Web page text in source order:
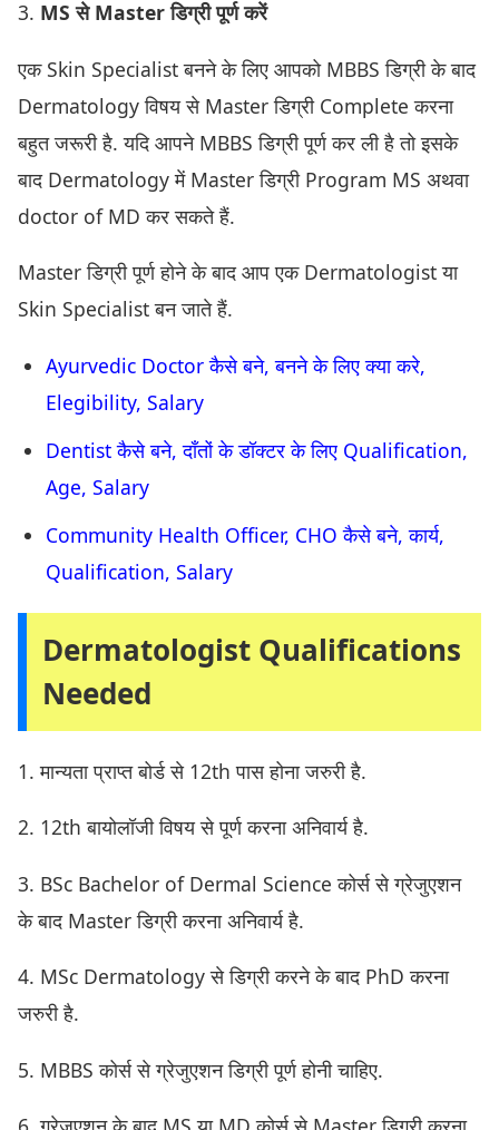
3. MS से Master डिग्री पूर्ण करें
एक Skin Specialist बनने के लिए आपको MBBS डिग्री के बाद
Dermatology विषय से Master डिग्री Complete करना
बहुत जरूरी है. यदि आपने MBBS डिग्री पूर्ण कर ली है तो इसके
बाद Dermatology में Master डिग्री Program MS अथवा
doctor of MD कर सकते हैं.
Master डिग्री पूर्ण होने के बाद आप एक Dermatologist या
Skin Specialist बन जाते हैं.
Ayurvedic Doctor कैसे बने, बनने के लिए क्या करे,
Elegibility, Salary
Dentist कैसे बने, दाँतों के डॉक्टर के लिए Qualification,
Age, Salary
Community Health Officer, CHO कैसे बने, कार्य,
Qualification, Salary
Dermatologist Qualifications
Needed
1. मान्यता प्राप्त बोर्ड से 12th पास होना जरुरी है.
2. 12th बायोलॉजी विषय से पूर्ण करना अनिवार्य है.
3. BSc Bachelor of Dermal Science कोर्स से ग्रेजुएशन
के बाद Master डिग्री करना अनिवार्य है.
4. MSc Dermatology से डिग्री करने के बाद PhD करना
जरुरी है.
5. MBBS कोर्स से ग्रेजुएशन डिग्री पूर्ण होनी चाहिए.